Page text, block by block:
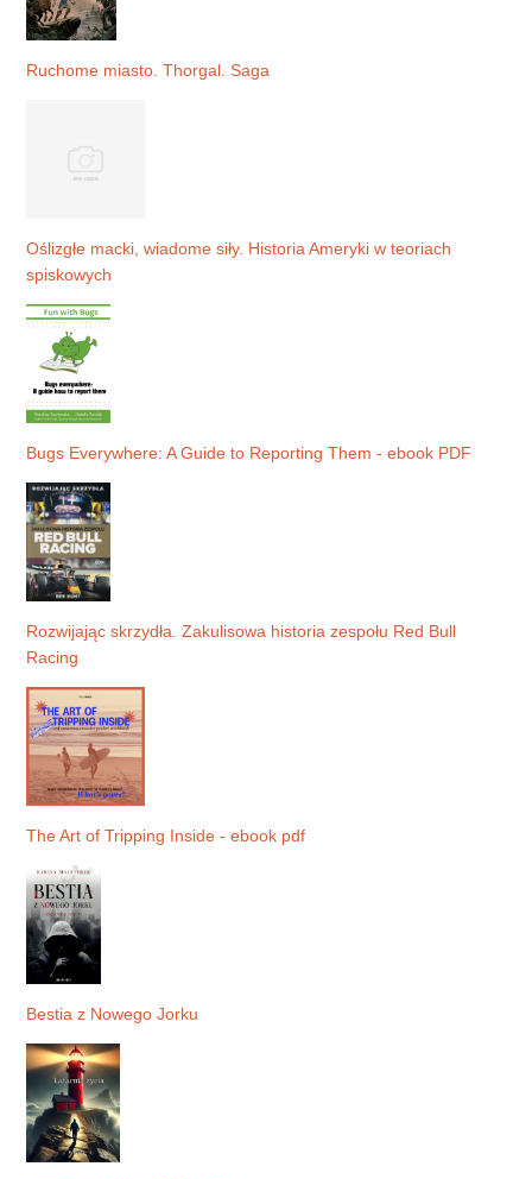
Ruchome miasto. Thorgal. Saga
Oślizgłe macki, wiadome siły. Historia Ameryki w teoriach
spiskowych
Bugs Everywhere: A Guide to Reporting Them - ebook PDF
Rozwijając skrzydła. Zakulisowa historia zespołu Red Bull
Racing
The Art of Tripping Inside - ebook pdf
Bestia z Nowego Jorku